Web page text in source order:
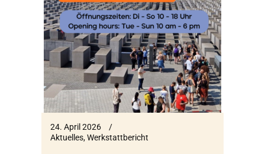
24. April 2026
Aktuelles,Werkstattbericht